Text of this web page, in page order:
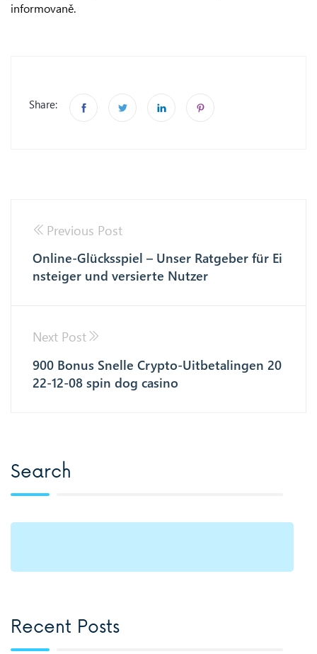
informovaně.
Share:
Previous Post
Online-Glücksspiel – Unser Ratgeber für Ei
nsteiger und versierte Nutzer
Next Post
900 Bonus Snelle Crypto-Uitbetalingen 20
22-12-08 spin dog casino
Search
Recent Posts